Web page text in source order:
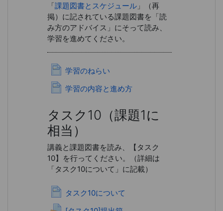
「課題図書とスケジュール 」（再
掲）に記されている課題図書を「読
み方のアドバイス」にそって読み、
学習を進めてください。
学習のねらい
ページ
学習の内容と進め方
ページ
タスク10 （課題1に
相当）
講義と課題図書を読み、【タスク
10】を行ってください。（詳細は
「タスク10について」に記載）
タスク10について
ページ
課題